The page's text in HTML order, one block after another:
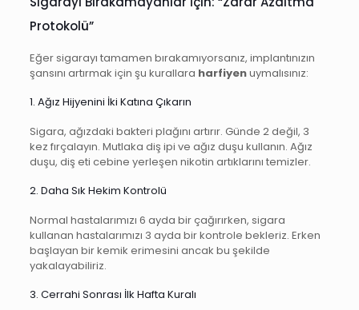
Protokolü”
Eğer sigarayı tamamen bırakamıyorsanız, implantınızın
şansını artırmak için şu kurallara harfiyenuymalısınız:
1. Ağız Hijyenini İki Katına Çıkarın
Sigara, ağızdaki bakteri plağını artırır. Günde 2 değil, 3
kez fırçalayın. Mutlaka diş ipi ve ağız duşu kullanın. Ağız
duşu, diş eti cebine yerleşen nikotin artıklarını temizler.
2. Daha Sık Hekim Kontrolü
Normal hastalarımızı 6 ayda bir çağırırken, sigara
kullanan hastalarımızı 3 ayda bir kontrole bekleriz. Erken
başlayan bir kemik erimesini ancak bu şekilde
yakalayabiliriz.
3. Cerrahi Sonrası İlk Hafta Kuralı